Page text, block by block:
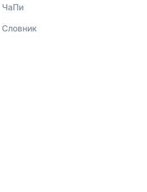
ЧаПи
Словник